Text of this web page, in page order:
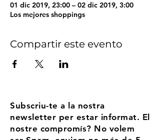
01 dic 2019, 23:00 – 02 dic 2019, 3:00
Los mejores shoppings
Compartir este evento
Subscriu-te a la nostra
newsletter per estar informat. El
nostre compromís? No volem